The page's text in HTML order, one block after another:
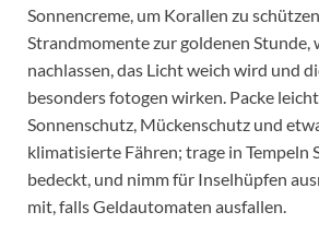
Sonnencreme, um Korallen zu
Strandmomente zur goldenen Stunde,
nachlassen, das Licht weich wird und
besonders fotogen wirken. Packe
Sonnenschutz, Mückenschutz und
klimatisierte Fähren; trage in Tempeln
bedeckt, und nimm für Inselhüpfen
mit, falls Geldautomaten ausfallen.